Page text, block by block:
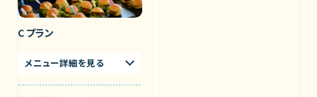
C プラン
メニュー詳細を見る